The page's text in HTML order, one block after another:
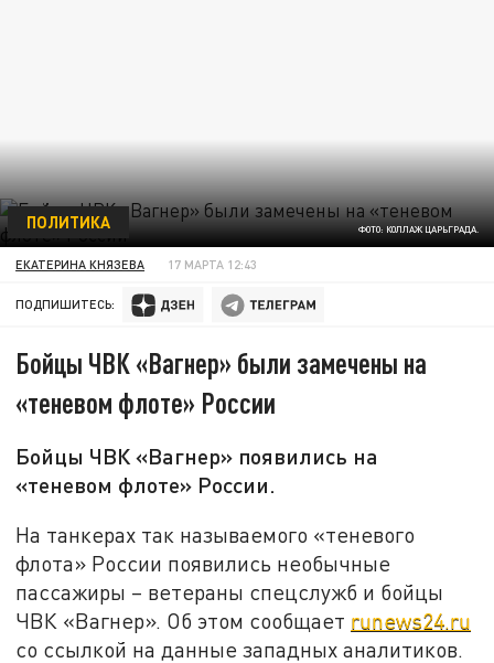
ФОТО: КОЛЛАЖ ЦАРЬГРАДА.
ПОЛИТИКА
ЕКАТЕРИНА КНЯЗЕВА 17 МАРТА 12:43
ПОДПИШИТЕСЬ:
Бойцы ЧВК «Вагнер» были замечены на
«теневом флоте» России
Бойцы ЧВК «Вагнер» появились на
«теневом флоте» России.
На танкерах так называемого «теневого
флота» России появились необычные
пассажиры – ветераны спецслужб и бойцы
ЧВК «Вагнер». Об этом сообщает runews24.ru
со ссылкой на данные западных аналитиков.